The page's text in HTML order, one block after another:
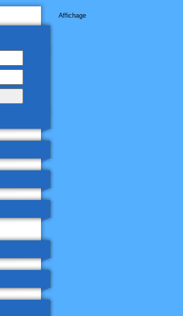
Affichage